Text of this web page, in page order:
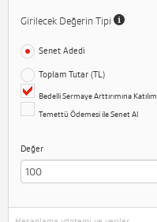
Girilecek Değerin Tipi
Senet Adedi
Toplam Tutar (TL)
Bedelli Sermaye Arttırımına Katılım
Temettü Ödemesi ile Senet Al
Değer